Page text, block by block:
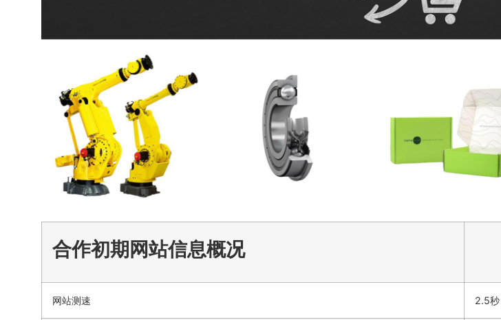
合作初期网站信息概况
网站测速 2.5秒